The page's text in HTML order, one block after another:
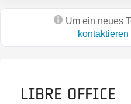
Um ein neues
kontaktieren
Libre Office